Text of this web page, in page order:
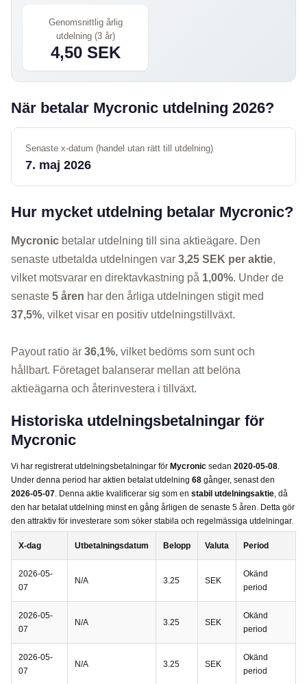
Genomsnittlig årlig
utdelning (3 år)
4,50 SEK
När betalar Mycronic utdelning 2026?
Senaste x-datum (handel utan rätt till utdelning)
7. maj 2026
Hur mycket utdelning betalar Mycronic?
Mycronic betalar utdelning till sina aktieägare. Den
senaste utbetalda utdelningen var 3,25 SEK per aktie,
vilket motsvarar en direktavkastning på 1,00%. Under de
senaste 5 åren har den årliga utdelningen stigit med
37,5%, vilket visar en positiv utdelningstillväxt.
Payout ratio är 36,1%, vilket bedöms som sunt och
hållbart. Företaget balanserar mellan att belöna
aktieägarna och återinvestera i tillväxt.
Historiska utdelningsbetalningar för
Mycronic
Vi har registrerat utdelningsbetalningar för Mycronic sedan 2020-05-08.
Under denna period har aktien betalat utdelning 68 gånger, senast den
2026-05-07. Denna aktie kvalificerar sig som en stabil utdelningsaktie, då
den har betalat utdelning minst en gång årligen de senaste 5 åren. Detta gör
den attraktiv för investerare som söker stabila och regelmässiga utdelningar.
X-dag Utbetalningsdatum Belopp Valuta Period
2026-05-
07
N/A 3.25 SEK
Okänd
period
2026-05-
07
N/A 3.25 SEK
Okänd
period
2026-05-
07
N/A 3.25 SEK
Okänd
period